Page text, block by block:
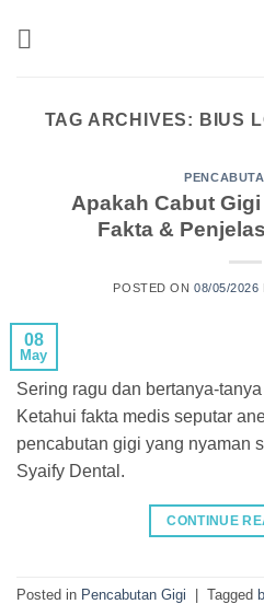
TAG ARCHIVES: BIUS
Apakah Cabut
Fakta &
POSTED ON 08/05/2026
08
May
Sering ragu dan bertanya-
Ketahui fakta medis seputar
pencabutan gigi yang nyaman
Syaify Dental.
CONTINUE
Posted in Pencabutan Gigi Tagged